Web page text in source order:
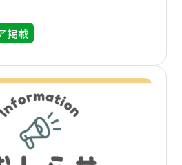
、ぜひこの機会に群馬
リン、ホワイトタイガ
・1,000頭羽の動物たち
皆様をお待ちしており
フ一同、お客様のお越
待ち申し上げておりま
日（水）「カンガルー」
「ムフロン」の姿をご紹
：シナぷし
京系列6局ネット）放送
曜～金曜 朝7時30分～7
掲載